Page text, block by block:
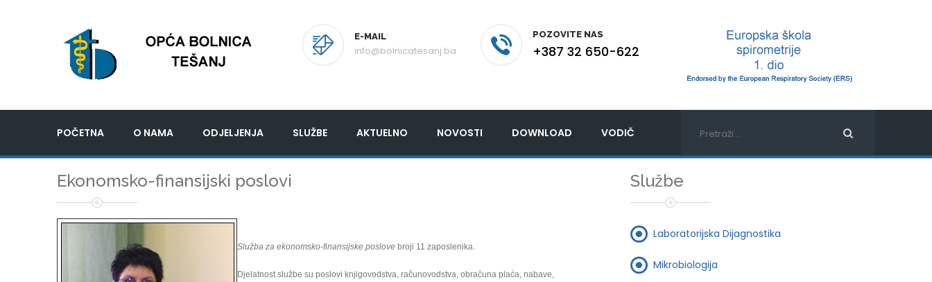
E-MAIL
info@bolnicatesanj.ba
POZOVITE NAS
+387 32 650-622
POČETNA O NAMA ODJELJENJA SLUŽBE AKTUELNO NOVOSTI DOWNLOAD VODIČ
Ekonomsko-finansijski poslovi
Služba za ekonomsko-finansijske poslove broji 11 zaposlenika.
Djelatnost službe su poslovi knjigovodstva, računovodstva, obračuna plaća, nabave,
Službe
Laboratorijska Dijagnostika
Mikrobiologija